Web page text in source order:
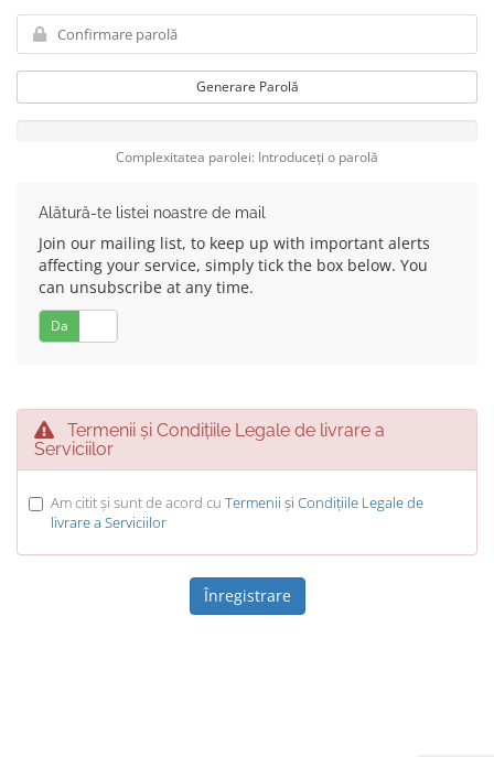
Generare Parolă
Complexitatea parolei: Introduceți o parolă
Alătură-te listei noastre de mail
Join our mailing list, to keep up with important alerts
affecting your service, simply tick the box below. You
can unsubscribe at any time.
Da
Termenii și Condițiile Legale de livrare a
Serviciilor
Am citit și sunt de acord cu Termenii și Condițiile Legale de
livrare a Serviciilor